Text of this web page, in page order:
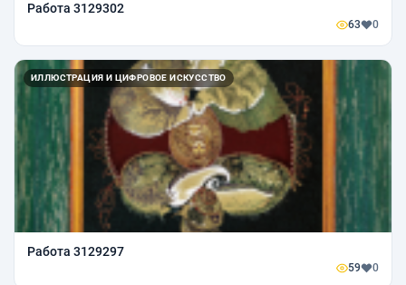
Работа 3129302
63 0
ИЛЛЮСТРАЦИЯ И ЦИФРОВОЕ ИСКУССТВО
Работа 3129297
59 0